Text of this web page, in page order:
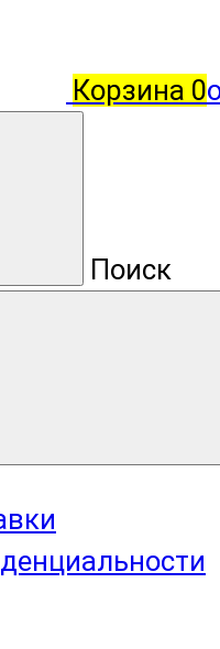
Корзина 0
Поиск